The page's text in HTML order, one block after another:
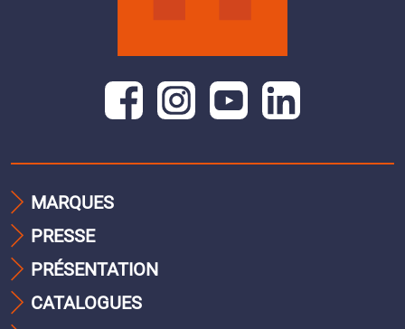
MARQUES
PRESSE
PRÉSENTATION
CATALOGUES